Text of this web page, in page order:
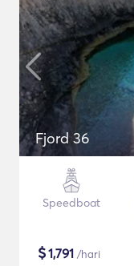
Fjord 36
Speedboat
$1,791 /hari